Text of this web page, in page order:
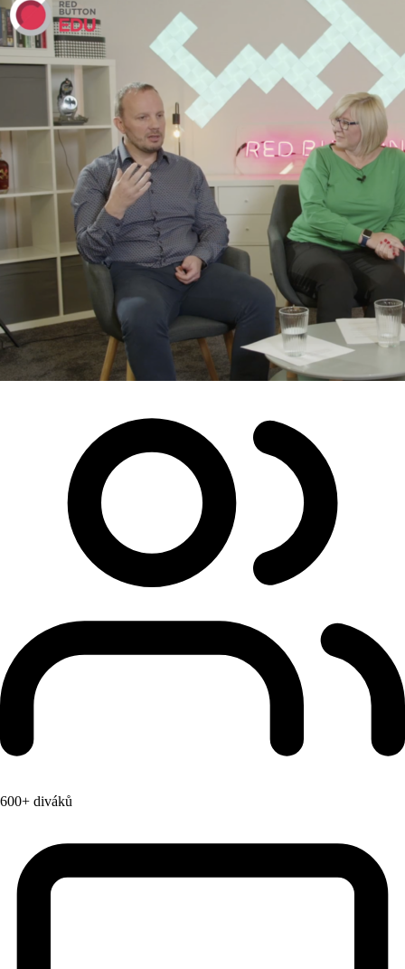
600+ diváků